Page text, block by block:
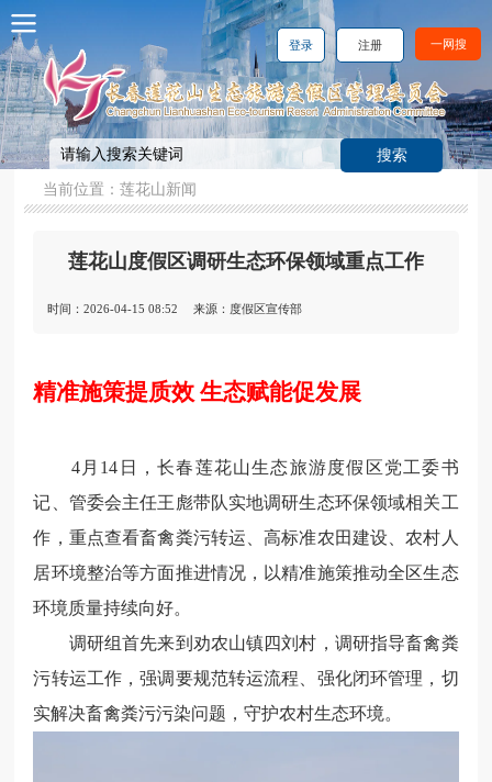
一网搜
注册
登录
当前位置： 莲花山新闻
莲花山度假区调研生态环保领域重点工作
时间：2026-04-15 08:52 来源：度假区宣传部
精准施策提质效 生态赋能促发展
4月14日，长春莲花山生态旅游度假区党工委书
记、管委会主任王彪带队实地调研生态环保领域相关工
作，重点查看畜禽粪污转运、高标准农田建设、农村人
居环境整治等方面推进情况，以精准施策推动全区生态
环境质量持续向好。
调研组首先来到劝农山镇四刘村，调研指导畜禽粪
污转运工作，强调要规范转运流程、强化闭环管理，切
实解决畜禽粪污污染问题，守护农村生态环境。